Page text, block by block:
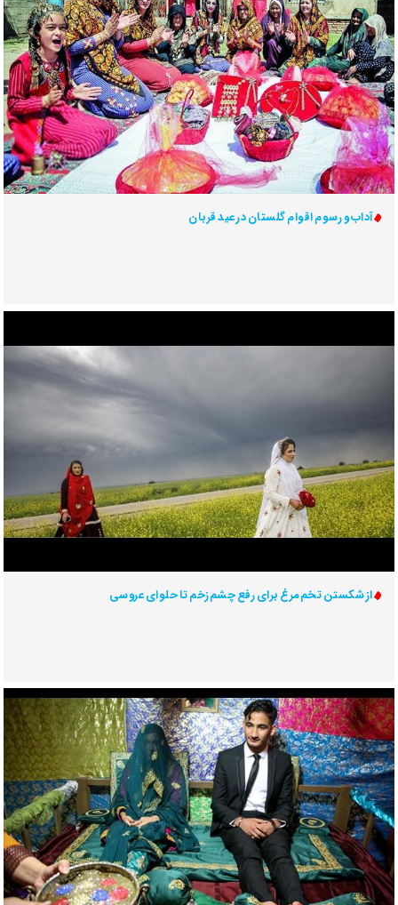
آداب و رسوم اقوام گلستان در عید قربان
از شکستن تخم‌مرغ برای رفع چشم‌زخم تا حلوای عروسی